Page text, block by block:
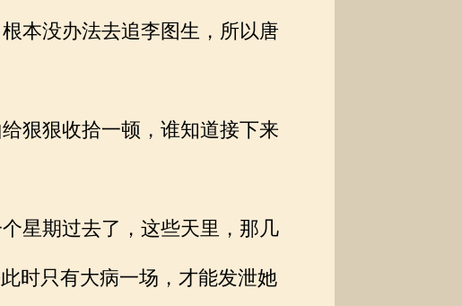
本没办法去追李图生，所以唐
狠狠收拾一顿，谁知道接下来
星期过去了，这些天里，那几
时只有大病一场，才能发泄她